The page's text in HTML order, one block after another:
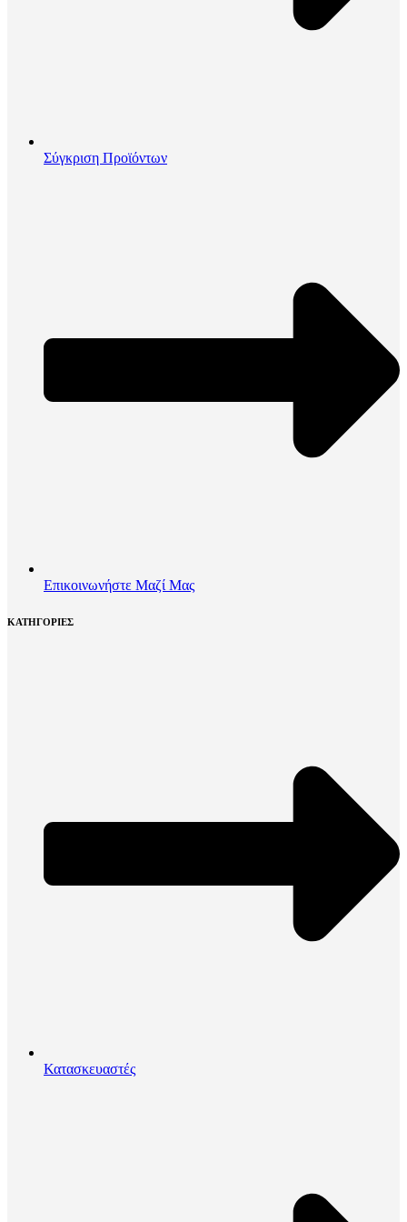
Σύγκριση Προϊόντων
Επικοινωνήστε Μαζί Μας
ΚΑΤΗΓΟΡΙΕΣ
Κατασκευαστές